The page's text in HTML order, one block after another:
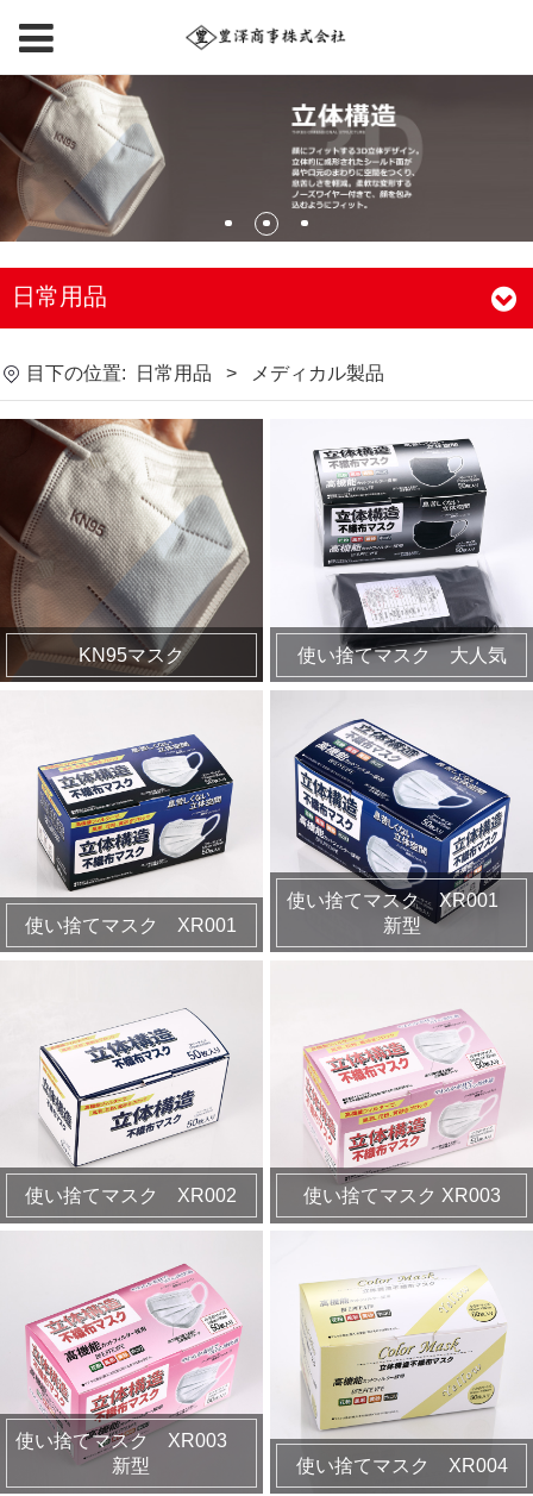
日常用品
目下の位置: 日常用品 > メディカル製品
KN95マスク 使い捨てマスク 大人気
使い捨てマスク XR001
使い捨てマスク XR001
新型
使い捨てマスク XR002 使い捨てマスク XR003
使い捨てマスク XR003
新型
使い捨てマスク XR004